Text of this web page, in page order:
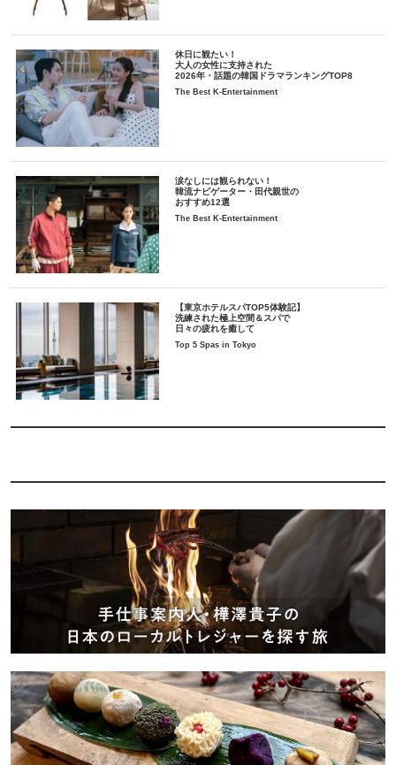
休日に観たい！
大人の女性に支持された
2026年・話題の韓国ドラマランキングTOP8
The Best K-Entertainment
涙なしには観られない！
韓流ナビゲーター・田代親世の
おすすめ12選
The Best K-Entertainment
【東京ホテルスパTOP5体験記】
洗練された極上空間＆スパで
日々の疲れを癒して
Top 5 Spas in Tokyo